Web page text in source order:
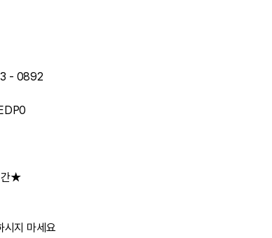
- 0892
간★
시지 마세요